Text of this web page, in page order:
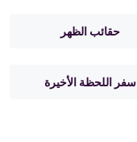
حقائب الظهر
سفر اللحظة الأخيرة